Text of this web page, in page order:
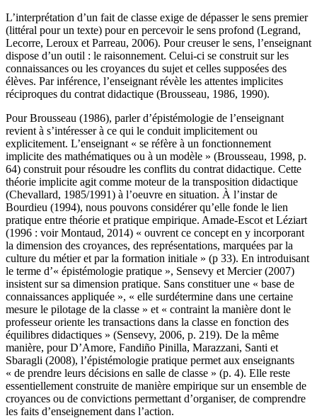
L’interprétation d’un fait de classe exige de dépasser le sens premier
(littéral pour un texte) pour en percevoir le sens profond (Legrand,
Lecorre, Leroux et Parreau, 2006). Pour creuser le sens, l’enseignant
dispose d’un outil : le raisonnement. Celui-ci se construit sur les
connaissances ou les croyances du sujet et celles supposées des
élèves. Par inférence, l’enseignant révèle les attentes implicites
réciproques du contrat didactique (Brousseau, 1986, 1990).
Pour Brousseau (1986), parler d’épistémologie de l’enseignant
revient à s’intéresser à ce qui le conduit implicitement ou
explicitement. L’enseignant « se réfère à un fonctionnement
implicite des mathématiques ou à un modèle » (Brousseau, 1998, p.
64) construit pour résoudre les conflits du contrat didactique. Cette
théorie implicite agit comme moteur de la transposition didactique
(Chevallard, 1985/1991) à l’oeuvre en situation. À l’instar de
Bourdieu (1994), nous pouvons considérer qu’elle fonde le lien
pratique entre théorie et pratique empirique. Amade-Escot et Léziart
(1996 : voir Montaud, 2014) « ouvrent ce concept en y incorporant
la dimension des croyances, des représentations, marquées par la
culture du métier et par la formation initiale » (p 33). En introduisant
le terme d’« épistémologie pratique », Sensevy et Mercier (2007)
insistent sur sa dimension pratique. Sans constituer une « base de
connaissances appliquée », « elle surdétermine dans une certaine
mesure le pilotage de la classe » et « contraint la manière dont le
professeur oriente les transactions dans la classe en fonction des
équilibres didactiques » (Sensevy, 2006, p. 219). De la même
manière, pour D’Amore, Fandiño Pinilla, Marazzani, Santi et
Sbaragli (2008), l’épistémologie pratique permet aux enseignants
« de prendre leurs décisions en salle de classe » (p. 4). Elle reste
essentiellement construite de manière empirique sur un ensemble de
croyances ou de convictions permettant d’organiser, de comprendre
les faits d’enseignement dans l’action.